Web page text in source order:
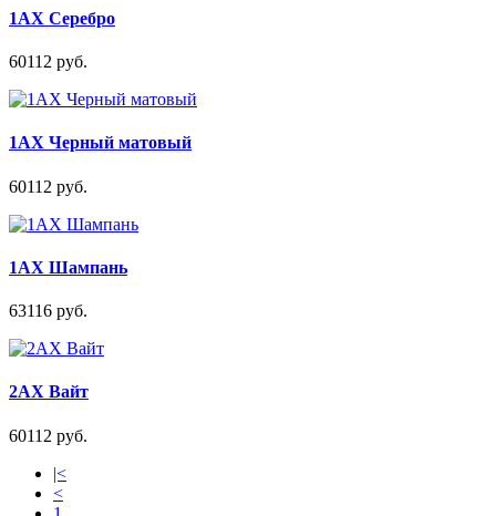
1AX Серебро
60112 руб.
1AX Черный матовый
60112 руб.
1AX Шампань
63116 руб.
2AX Вайт
60112 руб.
|<
<